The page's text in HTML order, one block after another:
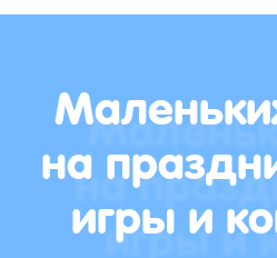
на
игры и